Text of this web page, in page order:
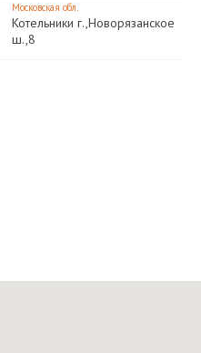
Московская обл.
Котельники г.,Новорязанское
ш.,8